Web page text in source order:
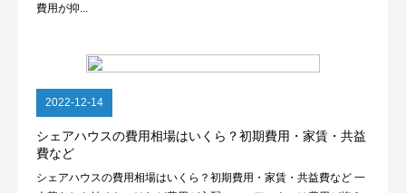
費用が抑...
2022-12-14
シェアハウスの費用相場はいくら？初期費用・家賃・共益
費など
シェアハウスの費用相場はいくら？初期費用・家賃・共益費など 一